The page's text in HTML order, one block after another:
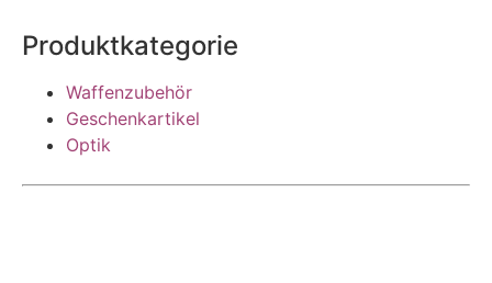
Produktkategorie
Waffenzubehör
Geschenkartikel
Optik